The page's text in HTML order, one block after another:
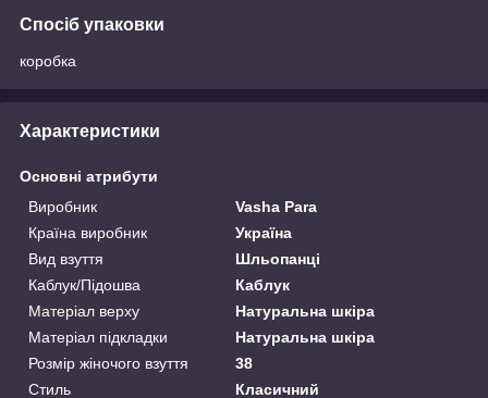
Спосіб упаковки
коробка
Характеристики
Основні атрибути
Виробник
Vasha Para
Країна виробник
Україна
Вид взуття
Шльопанці
Каблук/Підошва
Каблук
Матеріал верху
Натуральна шкіра
Матеріал підкладки
Натуральна шкіра
Розмір жіночого взуття
38
Стиль
Класичний